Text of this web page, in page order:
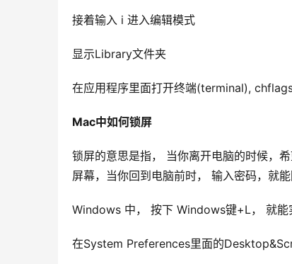
接着输入 i 进入编辑模式
显示Library文件夹
在应用程序里面打开终端(terminal),
Mac中如何锁屏
锁屏的意思是指， 当你离开电脑的时候，
屏幕，当你回到电脑前时， 输入密码，就能
Windows 中， 按下 Windows键+L， 就
在System Preferences里面的